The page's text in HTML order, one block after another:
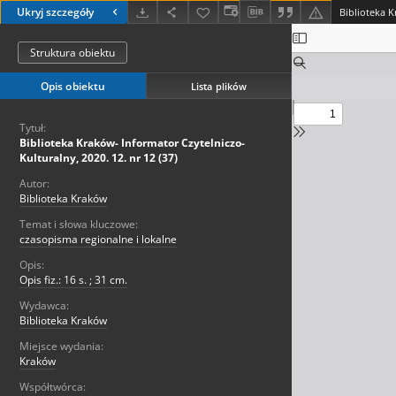
Ukryj szczegóły
Struktura obiektu
Opis obiektu Lista plików
Tytuł:
Biblioteka Kraków- Informator Czytelniczo-
Kulturalny, 2020. 12. nr 12 (37)
Autor:
Biblioteka Kraków
Temat i słowa kluczowe:
czasopisma regionalne i lokalne
Opis:
Opis fiz.: 16 s. ; 31 cm.
Wydawca:
Biblioteka Kraków
Miejsce wydania:
Kraków
Współtwórca: